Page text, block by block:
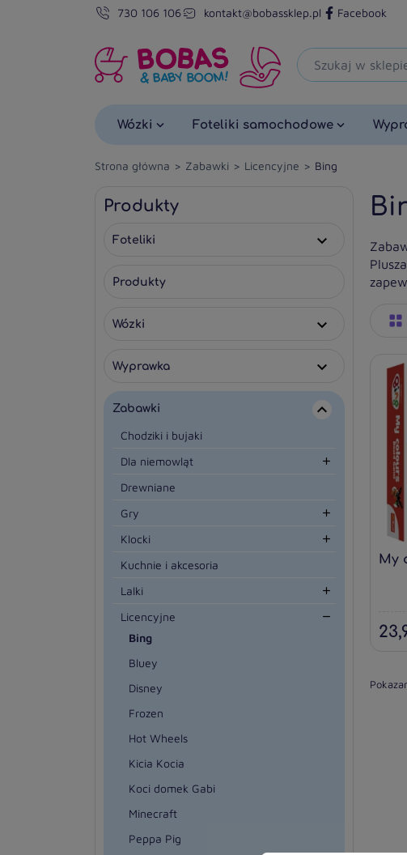
730 106 106 kontakt@bobassklep.pl Facebook
Wózki Foteliki samochodowe
Strona główna Zabawki Licencyjne Bing
Produkty
Foteliki 
Produkty
Wózki 
Wyprawka 
Zabawki 
Chodziki i bujaki
Dla niemowląt

Drewniane
Gry

Klocki 
Kuchnie i akcesoria
Lalki

Licencyjne 
Bing
Bluey
Disney
Frozen
Hot Wheels
Kicia Kocia
Koci domek Gabi
Minecraft
Peppa Pig
My